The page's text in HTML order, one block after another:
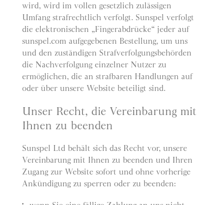
wird, wird im vollen gesetzlich zulässigen
Umfang strafrechtlich verfolgt. Sunspel verfolgt
die elektronischen „Fingerabdrücke“ jeder auf
sunspel.com aufgegebenen Bestellung, um uns
und den zuständigen Strafverfolgungsbehörden
die Nachverfolgung einzelner Nutzer zu
ermöglichen, die an strafbaren Handlungen auf
oder über unsere Website beteiligt sind.
Unser Recht, die Vereinbarung mit
Ihnen zu beenden
Sunspel Ltd behält sich das Recht vor, unsere
Vereinbarung mit Ihnen zu beenden und Ihren
Zugang zur Website sofort und ohne vorherige
Ankündigung zu sperren oder zu beenden: